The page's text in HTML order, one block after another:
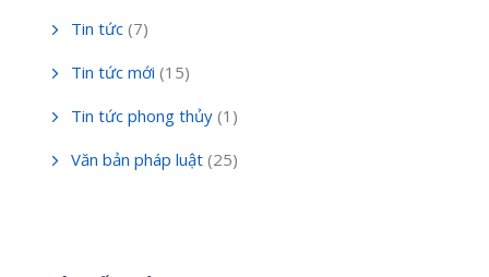
Tin tức (7)
Tin tức mới (15)
Tin tức phong thủy (1)
Văn bản pháp luật (25)